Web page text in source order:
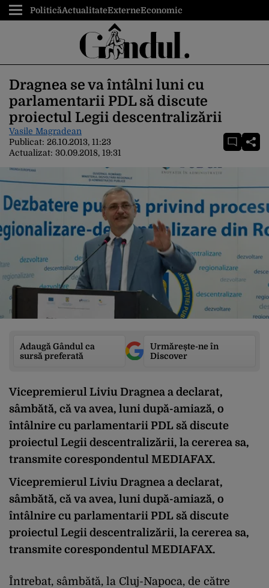
PoliticăActualitateExterneEconomic
Dragnea se va întâlni luni cu
parlamentarii PDL să discute
proiectul Legii descentralizării
Vasile Magradean
Publicat: 26.10.2013, 11:23
Actualizat: 30.09.2018, 19:31
Adaugă Gândul ca
sursă preferată
Urmărește-ne în
Discover
Vicepremierul Liviu Dragnea a declarat,
sâmbătă, că va avea, luni după-amiază, o
întâlnire cu parlamentarii PDL să discute
proiectul Legii descentralizării, la cererea sa,
transmite corespondentul MEDIAFAX.
Vicepremierul Liviu Dragnea a declarat,
sâmbătă, că va avea, luni după-amiază, o
întâlnire cu parlamentarii PDL să discute
proiectul Legii descentralizării, la cererea sa,
transmite corespondentul MEDIAFAX.
Întrebat, sâmbătă, la Cluj-Napoca, de către